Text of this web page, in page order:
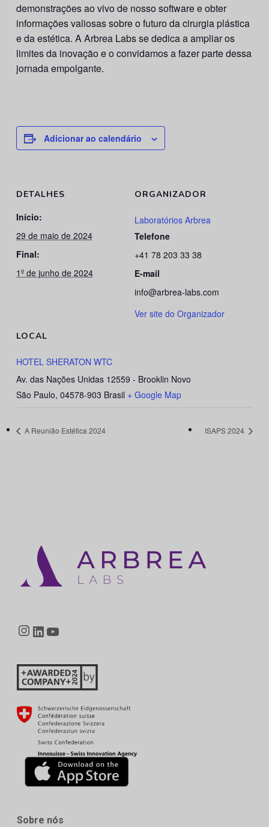
demonstrações ao vivo de nosso software e obter
informações valiosas sobre o futuro da cirurgia plástica
e da estética. A Arbrea Labs se dedica a ampliar os
limites da inovação e o convidamos a fazer parte dessa
jornada empolgante.
Adicionar ao calendário
DETALHES
Início:
29 de maio de 2024
Final:
1º de junho de 2024
LOCAL
HOTEL SHERATON WTC
Av. das Nações Unidas 12559 - Brooklin Novo
São Paulo, 04578-903 Brasil + Google Map
ORGANIZADOR
Laboratórios Arbrea
Telefone
+41 78 203 33 38
E-mail
info@arbrea-labs.com
Ver site do Organizador
A Reunião Estética 2024 ISAPS 2024
Instagram
LinkedIn
Sobre nós